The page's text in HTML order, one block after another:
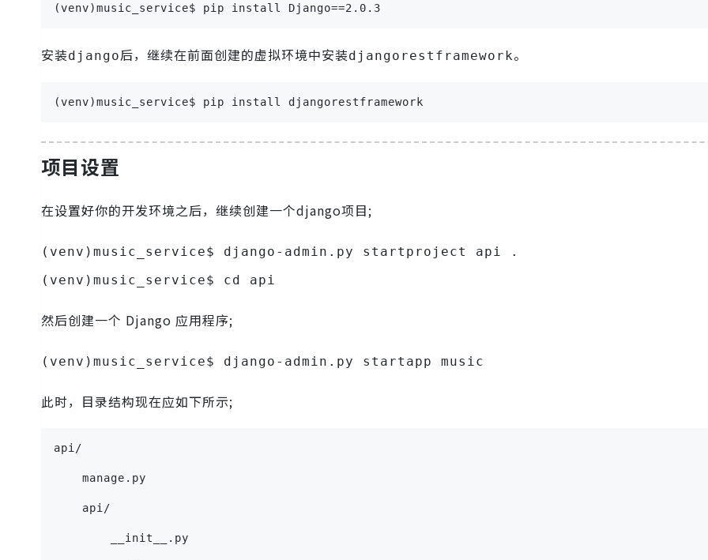
(venv)music_service$ pip install Django==2.0.3
安装django后，继续在前面创建的虚拟环境中安装djangorestframework。
(venv)music_service$ pip install djangorestframework
项目设置
在设置好你的开发环境之后，继续创建一个django项目;
(venv)music_service$ django-admin.py startproject api .
(venv)music_service$ cd api
然后创建一个 Django 应用程序;
(venv)music_service$ django-admin.py startapp music
此时，目录结构现在应如下所示;
api/
    manage.py
    api/
        __init__.py